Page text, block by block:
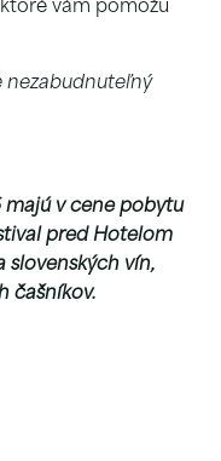
vám pomôžu
nezabudnuteľný
majú v cene pobytu
pred Hotelom
slovenských vín,
čašníkov.